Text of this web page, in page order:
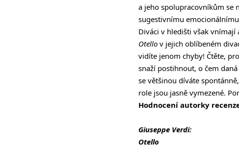
a jeho spolupracovníkům se
sugestivnímu
Diváci v hledišti však
Otello v jejich oblíbeném
vidíte jenom chyby! Čtěte,
snaží postihnout, o čem
se většinou díváte
role jsou jasně vymezené.
Hodnocení autorky
Giuseppe Verdi:
Otello